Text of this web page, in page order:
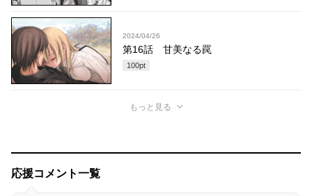
2024/04/26
第16話 甘美なる罠
100pt
もっと見る
応援コメント一覧